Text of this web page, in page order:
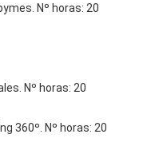
Nº horas: 20
Nº horas: 20
360º. Nº horas: 20